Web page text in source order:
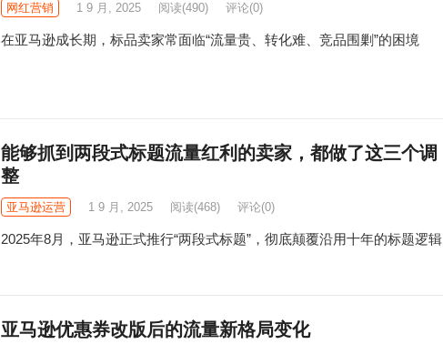
网红营销 1 9 月, 2025 阅读(490) 评论(0)
在亚马逊成长期，标品卖家常面临“流量贵、转化难、竞品围剿”的困境
能够抓到两段式标题流量红利的卖家，都做了这三个调
整
亚马逊运营 1 9 月, 2025 阅读(468) 评论(0)
2025年8月，亚马逊正式推行“两段式标题”，彻底颠覆沿用十年的标题逻辑
亚马逊优惠券改版后的流量新格局变化